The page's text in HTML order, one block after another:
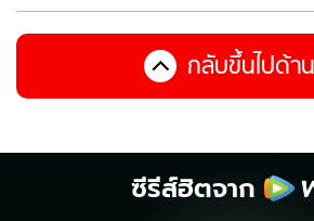
กลับขึ้นไปด้า
ซีรีส์ฮิตจาก